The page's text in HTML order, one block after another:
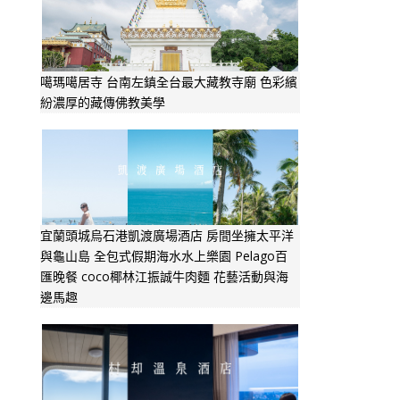
噶瑪噶居寺 台南左鎮全台最大藏教寺廟 色彩繽
紛濃厚的藏傳佛教美學
宜蘭頭城烏石港凱渡廣場酒店 房間坐擁太平洋
與龜山島 全包式假期海水水上樂園 Pelago百
匯晚餐 coco椰林江振誠牛肉麵 花藝活動與海
邊馬趣